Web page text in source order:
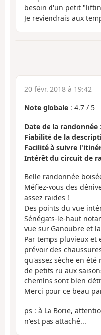
besoin d'un petit
Je reviendrais aux
20 févr. 2018 à 19:42
Note globale : 4.7 / 5
Date de la randonnée
Fiabilité de la
Facilité à suivre
Intérêt du circuit de
Belle randonnée
Méfiez-vous des
assez raides !
Des points du vue
Sénégats-le-haut
vue sur Ganoubre et
Par temps pluvieux et
prévoir des
qu'assez sèche en
de petits ru aux
chemins sont bien
Merci pour ce beau
ps : à La Borie,
n'est pas attaché...